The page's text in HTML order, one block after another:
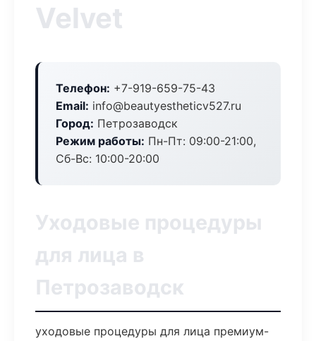
Velvet
Телефон: +7-919-659-75-43
Email: info@beautyestheticv527.ru
Город: Петрозаводск
Режим работы: Пн-Пт: 09:00-21:00,
Сб-Вс: 10:00-20:00
Уходовые процедуры
для лица в
Петрозаводск
уходовые процедуры для лица премиум-